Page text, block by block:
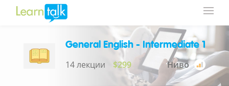
General English - Intermediate 1
14 лекции $299 Ниво